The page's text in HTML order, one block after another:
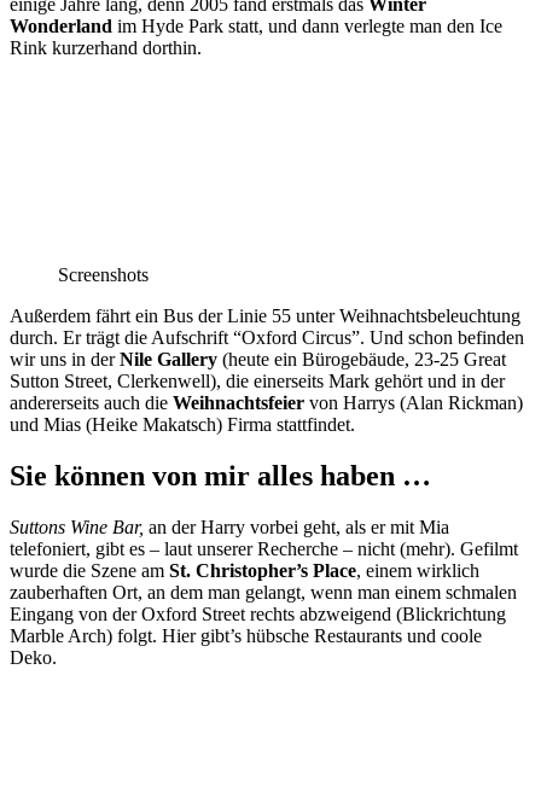
einige Jahre lang, denn 2005 fand erstmals das Winter
Wonderland im Hyde Park statt, und dann verlegte man den Ice
Rink kurzerhand dorthin.
Screenshots
Außerdem fährt ein Bus der Linie 55 unter Weihnachtsbeleuchtung
durch. Er trägt die Aufschrift “Oxford Circus”. Und schon befinden
wir uns in derNile Gallery (heute ein Bürogebäude, 23-25 Great
Sutton Street, Clerkenwell), die einerseits Mark gehört und in der
andererseits auch die Weihnachtsfeier von Harrys (Alan Rickman)
und Mias (Heike Makatsch) Firma stattfindet.
Sie können von mir alles haben …
Suttons Wine Bar, an der Harry vorbei geht, als er mit Mia
telefoniert, gibt es – laut unserer Recherche – nicht (mehr). Gefilmt
wurde die Szene am St. Christopher’s Place, einem wirklich
zauberhaften Ort, an dem man gelangt, wenn man einem schmalen
Eingang von der Oxford Street rechts abzweigend (Blickrichtung
Marble Arch) folgt. Hier gibt’s hübsche Restaurants und coole
Deko.